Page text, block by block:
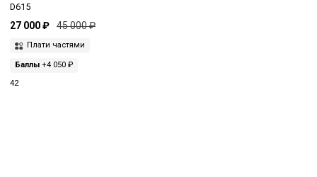
D615
27 000 ₽ 45 000 ₽
Плати частями
Баллы +4 050 ₽
42